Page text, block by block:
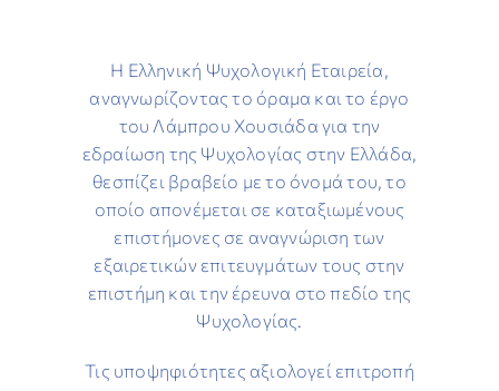
Η Ελληνική Ψυχολογική Εταιρεία,
αναγνωρίζοντας το όραμα και το έργο
του Λάμπρου Χουσιάδα για την
εδραίωση της Ψυχολογίας στην Ελλάδα,
θεσπίζει βραβείο με το όνομά του, το
οποίο απονέμεται σε καταξιωμένους
επιστήμονες σε αναγνώριση των
εξαιρετικών επιτευγμάτων τους στην
επιστήμη και την έρευνα στο πεδίο της
Ψυχολογίας.
Τις υποψηφιότητες αξιολογεί επιτροπή